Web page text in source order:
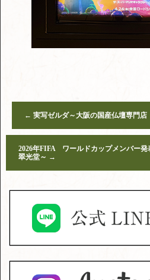
← 実写ゼルダ～大阪の国産仏壇専門店
2026年FIFA ワールドカップメンバー発
翠光堂～ →